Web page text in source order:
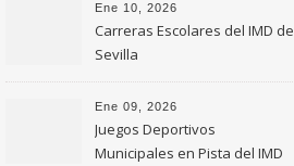
Ene 10, 2026
Carreras Escolares del IMD de
Sevilla
Ene 09, 2026
Juegos Deportivos
Municipales en Pista del IMD